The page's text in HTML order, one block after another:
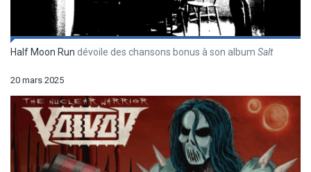
Half Moon Run dévoile des chansons bonus à son album Salt
20 mars 2025